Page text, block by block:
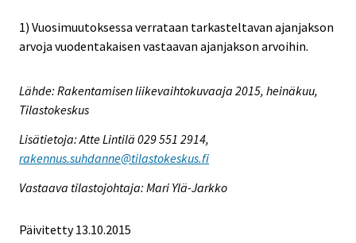
1) Vuosimuutoksessa verrataan tarkasteltavan ajanjakson
arvoja vuodentakaisen vastaavan ajanjakson arvoihin.
Lähde: Rakentamisen liikevaihtokuvaaja 2015, heinäkuu,
Tilastokeskus
Lisätietoja: Atte Lintilä 029 551 2914,
rakennus.suhdanne@tilastokeskus.fi
Vastaava tilastojohtaja: Mari Ylä-Jarkko
Päivitetty 13.10.2015